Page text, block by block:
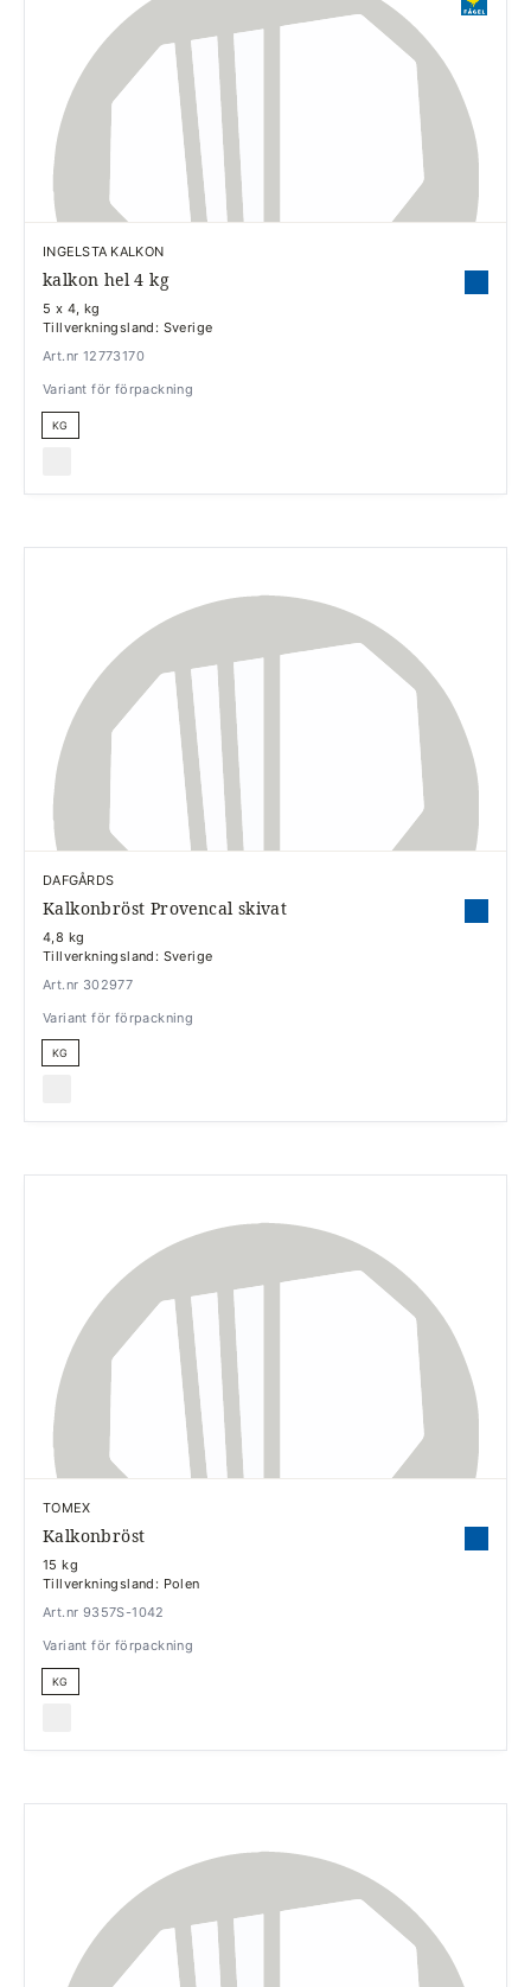
INGELSTA KALKON
kalkon hel 4 kg
5 x 4, kg
Tillverkningsland: Sverige
Art.nr 12773170
Variant för förpackning
KG
DAFGÅRDS
Kalkonbröst Provencal skivat
4,8 kg
Tillverkningsland: Sverige
Art.nr 302977
Variant för förpackning
KG
TOMEX
Kalkonbröst
15 kg
Tillverkningsland: Polen
Art.nr 9357S-1042
Variant för förpackning
KG